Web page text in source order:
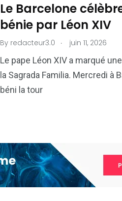
Le Barcelone
bénie par Léon XIV
By redacteur3.0 . juin 11, 2026
Le pape Léon XIV a marqué
la Sagrada Familia. Mercredi à
béni la tour